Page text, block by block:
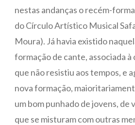
nestas andanças o recém-
do Círculo Artístico Musical
Moura). Já havia existido
formação de cante, associada à
que não resistiu aos tempos, e
nova formação,
um bom punhado de jovens, de
que se misturam com outras